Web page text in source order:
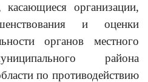
организации,
и оценки
органов местного
района
по противодействию